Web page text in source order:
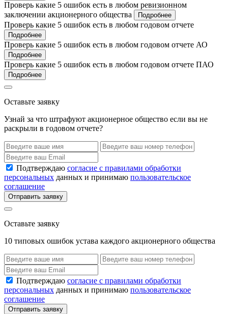
Проверь какие 5 ошибок есть в любом ревизионном
заключении акционерного общества
Подробнее
Проверь какие 5 ошибок есть в любом годовом отчете
Подробнее
Проверь какие 5 ошибок есть в любом годовом отчете АО
Подробнее
Проверь какие 5 ошибок есть в любом годовом отчете ПАО
Подробнее
Оставьте заявку
Узнай за что штрафуют акционерное общество если вы не
раскрыли в годовом отчете?
Подтверждаю согласие с правилами обработки
персональных данных и принимаю пользовательское
соглашение
Отправить заявку
Оставьте заявку
10 типовых ошибок устава каждого акционерного общества
Подтверждаю согласие с правилами обработки
персональных данных и принимаю пользовательское
соглашение
Отправить заявку